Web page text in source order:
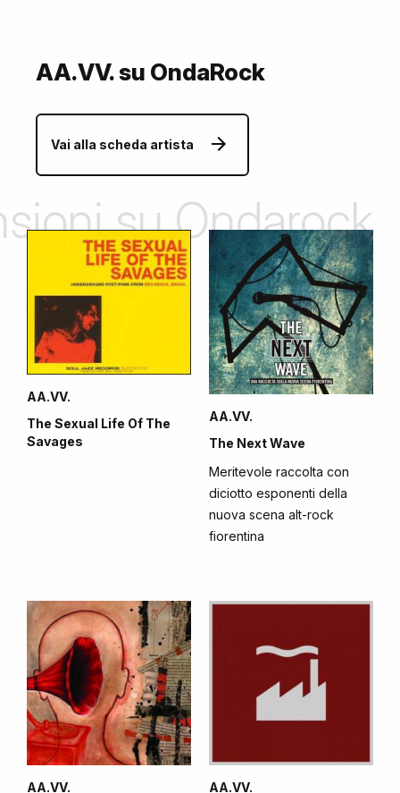
AA.VV. su OndaRock
Vai alla scheda artista
su Ondarock
AA.VV.
The Sexual Life Of The
Savages
AA.VV.
The Next Wave
Meritevole raccolta con
diciotto esponenti della
nuova scena alt-rock
fiorentina
AA.VV.
AA.VV.